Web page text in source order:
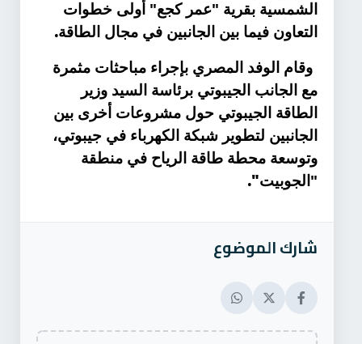
الشمسية بقرية "عمر كجع" أولى خطوات
التعاون فيما بين الجانبين في مجال الطاقة.
وقام الوفد المصري بإجراء مباحثات مثمرة
مع الجانب الجيبوتي برئاسة السيد وزير
الطاقة الجيبوتي حول مشروعات أخرى بين
الجانبين لتطوير شبكة الكهرباء في جيبوتي،
وتوسعة محطة طاقة الرياح في منطقة
"الجوبيت".
شارك الموضوع